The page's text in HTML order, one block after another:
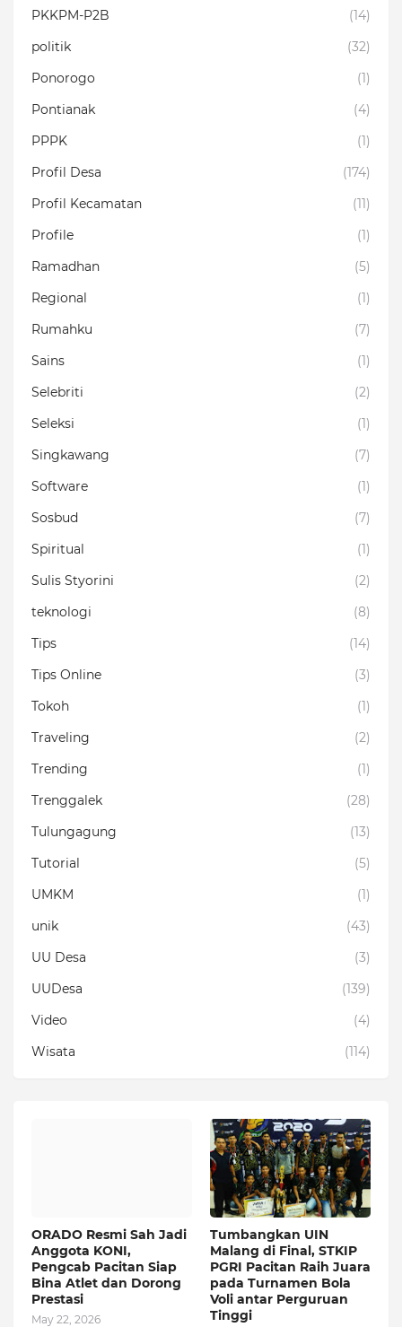
PKKPM-P2B
(14)
politik
(32)
Ponorogo
(1)
Pontianak
(4)
PPPK
(1)
Profil Desa
(174)
Profil Kecamatan
(11)
Profile
(1)
Ramadhan
(5)
Regional
(1)
Rumahku
(7)
Sains
(1)
Selebriti
(2)
Seleksi
(1)
Singkawang
(7)
Software
(1)
Sosbud
(7)
Spiritual
(1)
Sulis Styorini
(2)
teknologi
(8)
Tips
(14)
Tips Online
(3)
Tokoh
(1)
Traveling
(2)
Trending
(1)
Trenggalek
(28)
Tulungagung
(13)
Tutorial
(5)
UMKM
(1)
unik
(43)
UU Desa
(3)
UUDesa
(139)
Video
(4)
Wisata
(114)
ORADO Resmi Sah Jadi
Anggota KONI,
Pengcab Pacitan Siap
Bina Atlet dan Dorong
Prestasi
May 22, 2026
Tumbangkan UIN
Malang di Final, STKIP
PGRI Pacitan Raih Juara
pada Turnamen Bola
Voli antar Perguruan
Tinggi